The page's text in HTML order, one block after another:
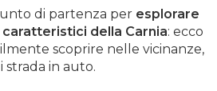
di attuazione e dovrà
segnale di pericolo
fig. 404 posto a distanza
mcon
di partenza per esplorare
caratteristici della Carnia: ecco
scoprire nelle vicinanze,
strada in auto.